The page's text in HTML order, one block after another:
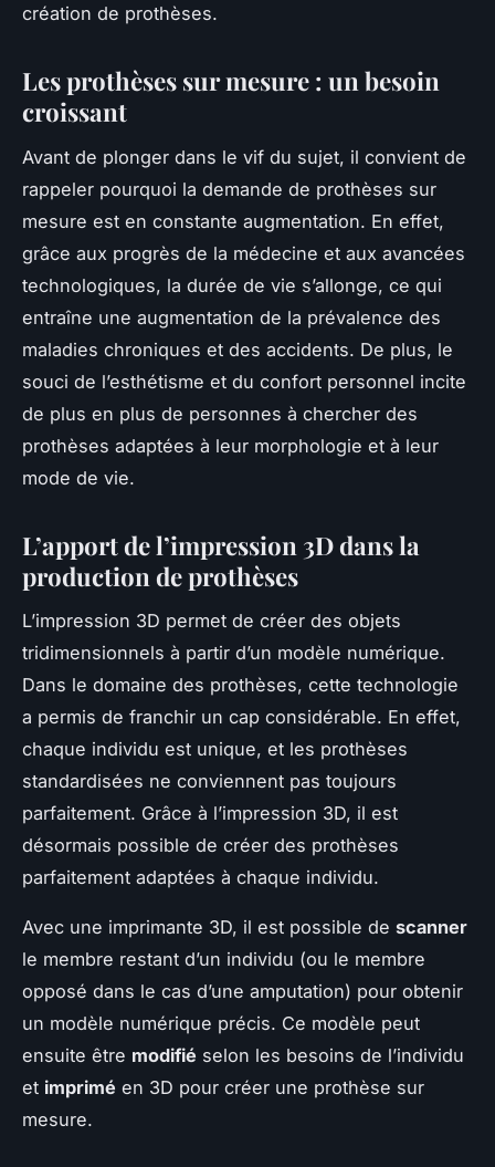
création de prothèses.
Les prothèses sur mesure : un besoin
croissant
Avant de plonger dans le vif du sujet, il convient de
rappeler pourquoi la demande de prothèses sur
mesure est en constante augmentation. En effet,
grâce aux progrès de la médecine et aux avancées
technologiques, la durée de vie s’allonge, ce qui
entraîne une augmentation de la prévalence des
maladies chroniques et des accidents. De plus, le
souci de l’esthétisme et du confort personnel incite
de plus en plus de personnes à chercher des
prothèses adaptées à leur morphologie et à leur
mode de vie.
L’apport de l’impression 3D dans la
production de prothèses
L’impression 3D permet de créer des objets
tridimensionnels à partir d’un modèle numérique.
Dans le domaine des prothèses, cette technologie
a permis de franchir un cap considérable. En effet,
chaque individu est unique, et les prothèses
standardisées ne conviennent pas toujours
parfaitement. Grâce à l’impression 3D, il est
désormais possible de créer des prothèses
parfaitement adaptées à chaque individu.
Avec une imprimante 3D, il est possible de scanner
le membre restant d’un individu (ou le membre
opposé dans le cas d’une amputation) pour obtenir
un modèle numérique précis. Ce modèle peut
ensuite être modifié selon les besoins de l’individu
et imprimé en 3D pour créer une prothèse sur
mesure.